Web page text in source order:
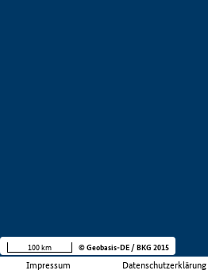
Impressum Datenschutzerklärung
100 km © Geobasis-DE / BKG 2015